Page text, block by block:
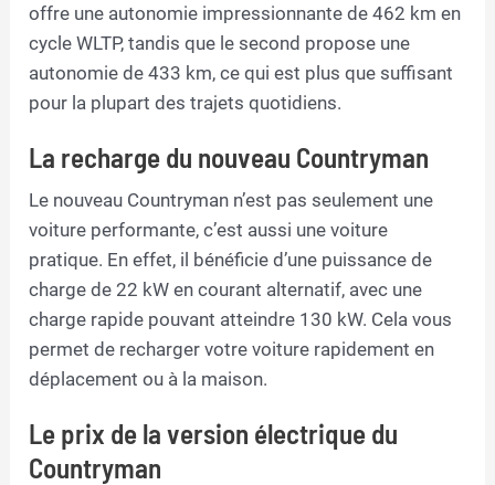
offre une autonomie impressionnante de 462 km en
cycle WLTP, tandis que le second propose une
autonomie de 433 km, ce qui est plus que suffisant
pour la plupart des trajets quotidiens.
La recharge du nouveau Countryman
Le nouveau Countryman n’est pas seulement une
voiture performante, c’est aussi une voiture
pratique. En effet, il bénéficie d’une puissance de
charge de 22 kW en courant alternatif, avec une
charge rapide pouvant atteindre 130 kW. Cela vous
permet de recharger votre voiture rapidement en
déplacement ou à la maison.
Le prix de la version électrique du
Countryman